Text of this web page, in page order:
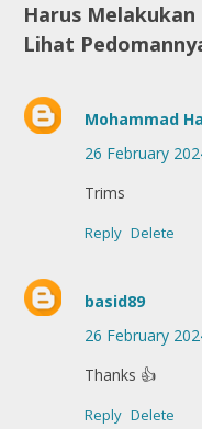
Harus
Lihat
Mohammad
26 February
Trims
Reply Delete
basid89
26 February
Thanks 👍
Reply Delete